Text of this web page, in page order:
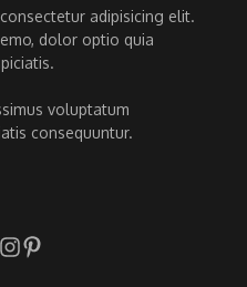
adipisicing elit.
dolor optio quia
voluptatum
consequuntur.